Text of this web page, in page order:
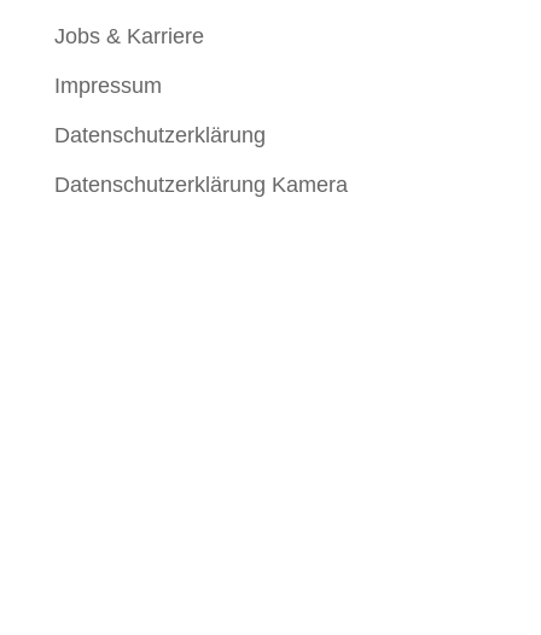
Jobs & Karriere
Impressum
Datenschutzerklärung
Datenschutzerklärung Kamera